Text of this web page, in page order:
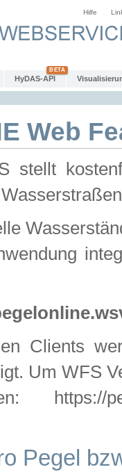
Hilfe
HyDAS-API
Web
stellt
Clients
Um WFS
https://
Pegel